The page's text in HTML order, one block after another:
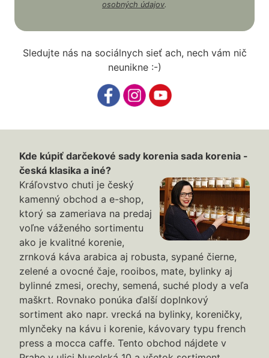
osobných údajov.
Sledujte nás na sociálnych sieť ach, nech vám nič
neunikne :-)
Kde kúpiť darčekové sady korenia sada korenia -
česká klasika a iné?
Kráľovstvo chuti je český
kamenný obchod a e-shop,
ktorý sa zameriava na predaj
voľne váženého sortimentu
ako je kvalitné korenie,
zrnková káva arabica aj robusta, sypané čierne,
zelené a ovocné čaje, rooibos, mate, bylinky aj
bylinné zmesi, orechy, semená, suché plody a veľa
maškrt. Rovnako ponúka ďalší doplnkový
sortiment ako napr. vrecká na bylinky, koreničky,
mlynčeky na kávu i korenie, kávovary typu french
press a mocca caffe. Tento obchod nájdete v